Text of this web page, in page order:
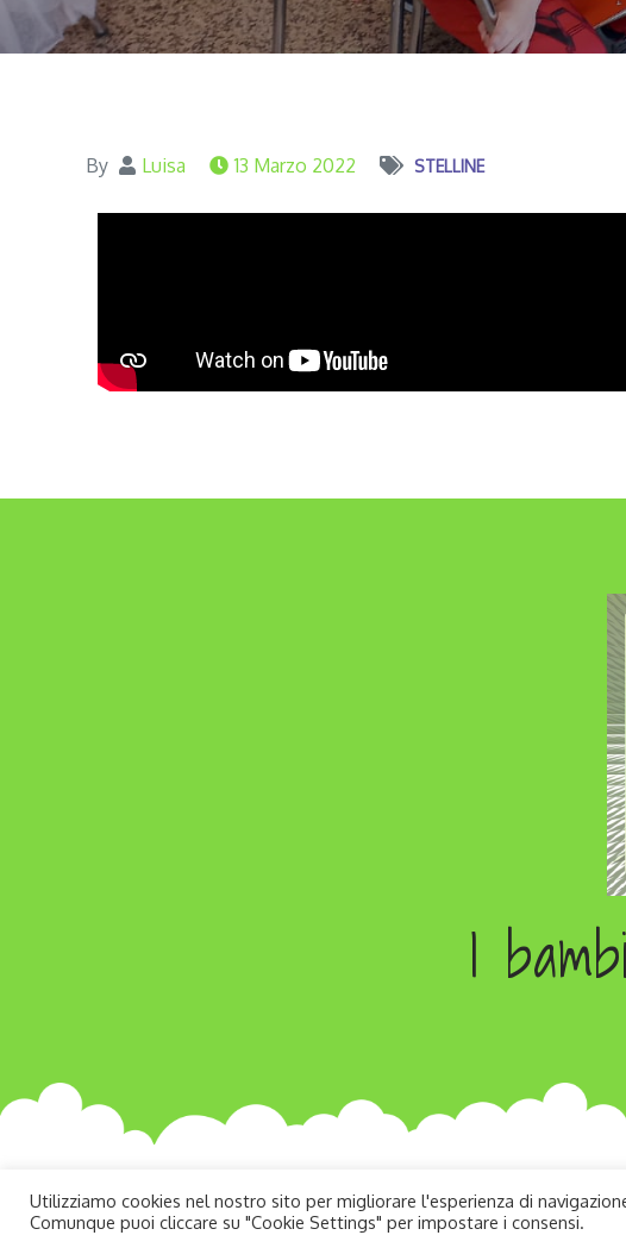
By Luisa 13 Marzo 2022 STELLINE
I
Utilizziamo cookies nel nostro sito per migliorare l'esperienza di
Comunque puoi cliccare su "Cookie Settings" per impostare i consensi.